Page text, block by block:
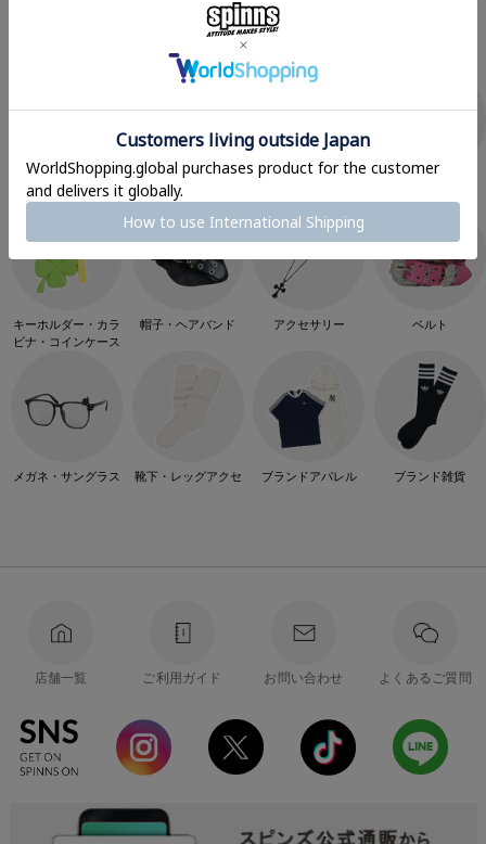
スウェット・パーカ
キャラクター シール・バインダー
キーホルダー・カラ
ビナ・コインケース
帽子・ヘアバンド アクセサリー ベルト
メガネ・サングラス 靴下・レッグアクセ ブランドアパレル ブランド雑貨
店舗一覧 ご利用ガイド お問い合わせ よくあるご質問